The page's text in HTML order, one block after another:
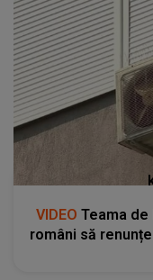
VIDEO Teama
români să